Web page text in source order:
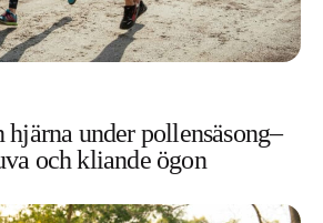
hjärna under pollensäsong–
och kliande ögon